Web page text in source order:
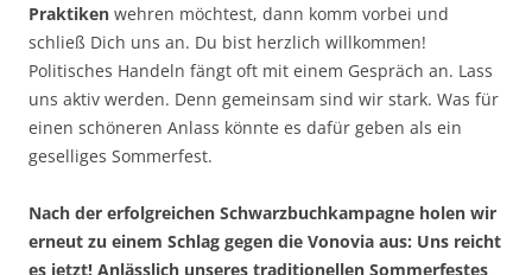
Praktiken wehren möchtest, dann komm vorbei und
schließ Dich uns an. Du bist herzlich willkommen!
Politisches Handeln fängt oft mit einem Gespräch an. Lass
uns aktiv werden. Denn gemeinsam sind wir stark. Was für
einen schöneren Anlass könnte es dafür geben als ein
geselliges Sommerfest.
Nach der erfolgreichen Schwarzbuchkampagne holen wir
erneut zu einem Schlag gegen die Vonovia aus: Uns reicht
es jetzt! Anlässlich unseres traditionellen Sommerfestes